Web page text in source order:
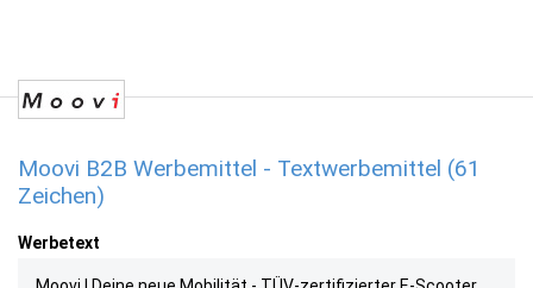
Moovi B2B Werbemittel - Textwerbemittel (61
Zeichen)
Werbetext